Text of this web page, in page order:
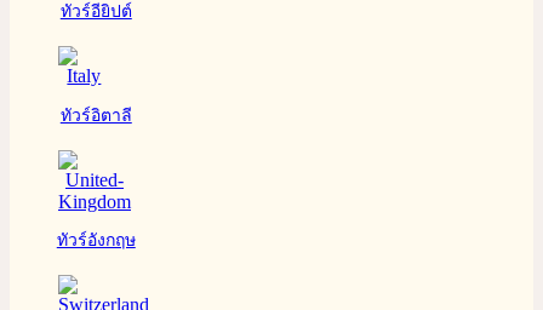
ทัวร์อียิปต์
ทัวร์อิตาลี
ทัวร์อังกฤษ